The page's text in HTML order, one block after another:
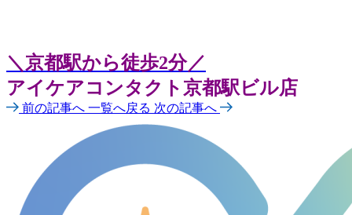
＼京都駅から徒歩2分／
アイケアコンタクト京都駅ビル店
前の記事へ 一覧へ戻る 次の記事へ